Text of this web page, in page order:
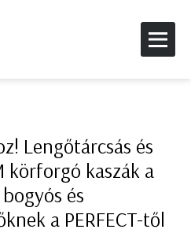
Lengőtárcsás és
körforgó kaszák a
és
a PERFECT-től